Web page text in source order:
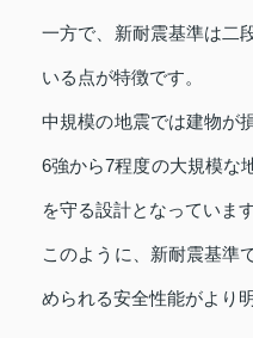
一方で、新耐震基準は二
いる点が特徴です。
中規模の地震では建物が
6強から7程度の大規模な
を守る設計となっています
このように、新耐震基準
められる安全性能がより